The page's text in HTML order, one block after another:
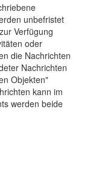
unbefristet
Verfügung
oder
die Nachrichten
Nachrichten
Objekten"
kann im
werden beide